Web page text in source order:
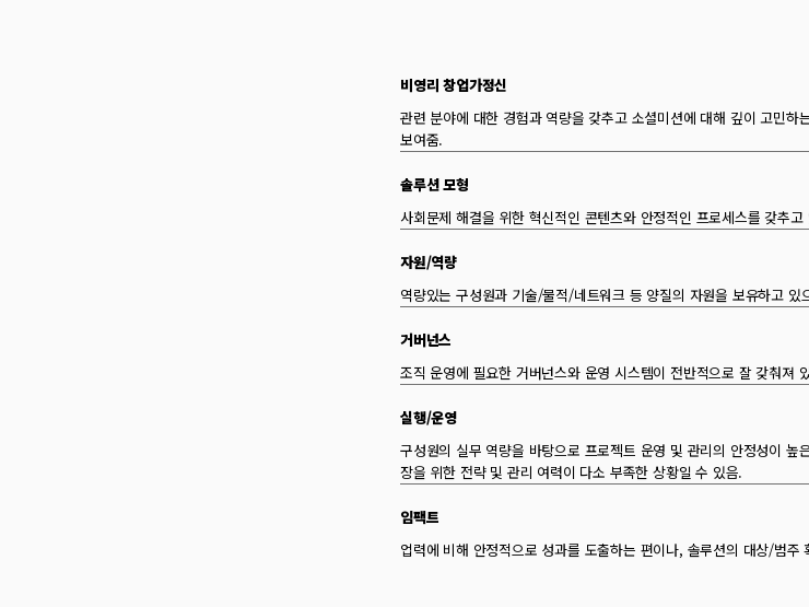
비영리 창업가정신
관련 분야에 대한 경험과 역량을 갖추고 소셜미션에 대해 깊이 고민
보여줌.
솔루션 모형
사회문제 해결을 위한 혁신적인 콘텐츠와 안정적인 프로세스를 갖추
자원/역량
역량있는 구성원과 기술/물적/네트워크 등 양질의 자원을 보유하고
거버넌스
조직 운영에 필요한 거버넌스와 운영 시스템이 전반적으로 잘 갖춰져
실행/운영
구성원의 실무 역량을 바탕으로 프로젝트 운영 및 관리의 안정성이
장을 위한 전략 및 관리 여력이 다소 부족한 상황일 수 있음.
임팩트
업력에 비해 안정적으로 성과를 도출하는 편이나, 솔루션의 대상/범